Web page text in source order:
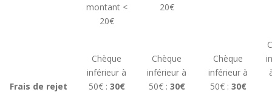
montant <
20€
20€
Frais de rejet
Chèque
inférieur à
50€ : 30€
Chèque
inférieur à
50€ : 30€
Chèque
inférieur à
50€ : 30€